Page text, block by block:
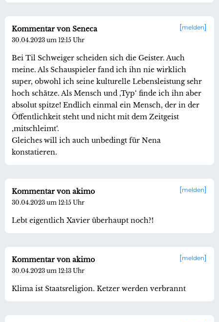
melden
Kommentar von Seneca
30.04.2023 um 12:15 Uhr
Bei Til Schweiger scheiden sich die Geister. Auch
meine. Als Schauspieler fand ich ihn nie wirklich
super, obwohl ich seine kulturelle Lebensleistung sehr
hoch schätze. Als Mensch und ‚Typ‘ finde ich ihn aber
absolut spitze! Endlich einmal ein Mensch, der in der
Öffentlichkeit steht und nicht mit dem Zeitgeist
‚mitschleimt‘.
Gleiches will ich auch unbedingt für Nena
konstatieren.
melden
Kommentar von akimo
30.04.2023 um 12:15 Uhr
Lebt eigentlich Xavier überhaupt noch?!
melden
Kommentar von akimo
30.04.2023 um 12:13 Uhr
Klima ist Staatsreligion. Ketzer werden verbrannt